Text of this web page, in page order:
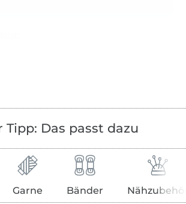
Tipp: Das passt dazu
Garne Bänder